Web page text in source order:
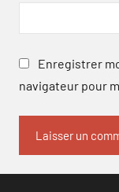
Enregistrer
navigateur pour